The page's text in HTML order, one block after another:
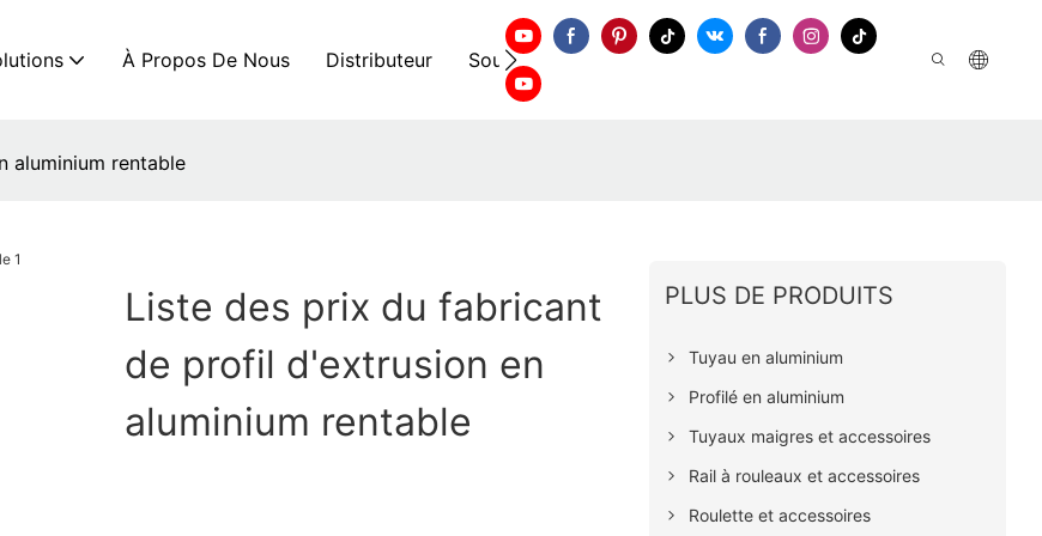
À Propos De Nous Distributeur Soutien Nous Contacter
aluminium rentable
Liste des prix du fabricant
de profil d'extrusion en
aluminium rentable
PLUS DE PRODUITS
Tuyau en aluminium
Profilé en aluminium
Tuyaux maigres et accessoires
Rail à rouleaux et accessoires
Roulette et accessoires